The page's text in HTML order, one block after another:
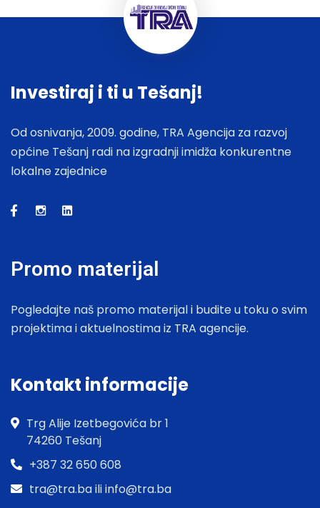
Investiraj i ti u Tešanj!
Od osnivanja, 2009. godine, TRA Agencija za razvoj
općine Tešanj radi na izgradnji imidža konkurentne
lokalne zajednice
Promo materijal
Pogledajte naš promo materijal i budite u toku o svim
projektima i aktuelnostima iz TRA agencije.
Kontakt informacije
Trg Alije Izetbegovića br 1
74260 Tešanj
+387 32 650 608
tra@tra.ba ili info@tra.ba